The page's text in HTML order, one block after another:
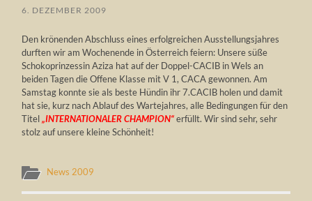
6. DEZEMBER 2009
Den krönenden Abschluss eines erfolgreichen Ausstellungsjahres
durften wir am Wochenende in Österreich feiern: Unsere süße
Schokoprinzessin Aziza hat auf der Doppel-CACIB in Wels an
beiden Tagen die Offene Klasse mit V 1, CACA gewonnen. Am
Samstag konnte sie als beste Hündin ihr 7.CACIB holen und damit
hat sie, kurz nach Ablauf des Wartejahres, alle Bedingungen für den
Titel„INTERNATIONALER CHAMPION“ erfüllt. Wir sind sehr, sehr
stolz auf unsere kleine Schönheit!
News 2009